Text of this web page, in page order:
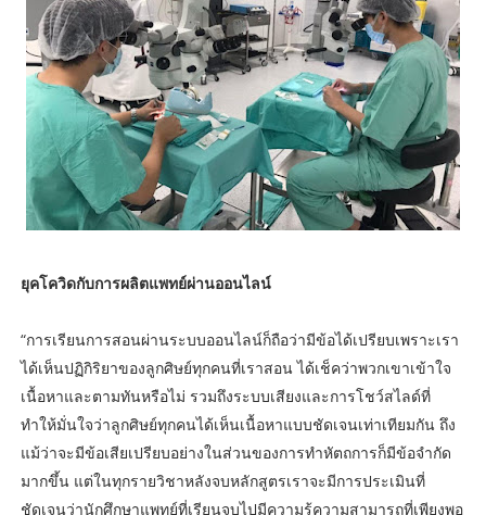
ยุคโควิดกับการผลิตแพทย์ผ่านออนไลน์
“การเรียนการสอนผ่านระบบออนไลน์ก็ถือว่ามีข้อได้เปรียบเพราะเรา
ได้เห็นปฏิกิริยาของลูกศิษย์ทุกคนที่เราสอน ได้เช็คว่าพวกเขาเข้าใจ
เนื้อหาและตามทันหรือไม่ รวมถึงระบบเสียงและการโชว์สไลด์ที่
ทำให้มั่นใจว่าลูกศิษย์ทุกคนได้เห็นเนื้อหาแบบชัดเจนเท่าเทียมกัน ถึง
แม้ว่าจะมีข้อเสียเปรียบอย่างในส่วนของการทำหัตถการก็มีข้อจำกัด
มากขึ้น แต่ในทุกรายวิชาหลังจบหลักสูตรเราจะมีการประเมินที่
ชัดเจนว่านักศึกษาแพทย์ที่เรียนจบไปมีความรู้ความสามารถที่เพียงพอ